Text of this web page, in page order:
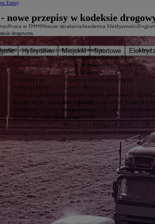
Enter)
Hybrydowe Miejskie Sportowe
Podstawowe info
Aktualności
Kontakt
Odwiedź nas
Polityka jakości
Strategia podatkowa
Kodeks etyki i procedura zgłaszania naruszeń_Code of
Standardy ochrony małoletnich
Dołącz do sieci dostawców TMMP
Praca w TMMP
Kierunek Toyota
Nasze działania
Dla społeczności lokalnej
Fundamentalne Zasady Toyoty
Nasze priorytety
Fundusz Toyoty
Wsparcie szkół technicznych
Sport i rekreacja
Wsparcie klubów sportowych "Toyota
Wolontariat
Program wsparcia osób
Dla środowiska
Wyzwanie Ekologiczne 2050
System Zarządzania Środowiskowego
Bioróżnorodność
Akademia Efektywności
O nas
Nasza oferta
Poznaj naszych trenerów
LinkedIn
English
About
nowe przepisy w kodeksie
drogowym